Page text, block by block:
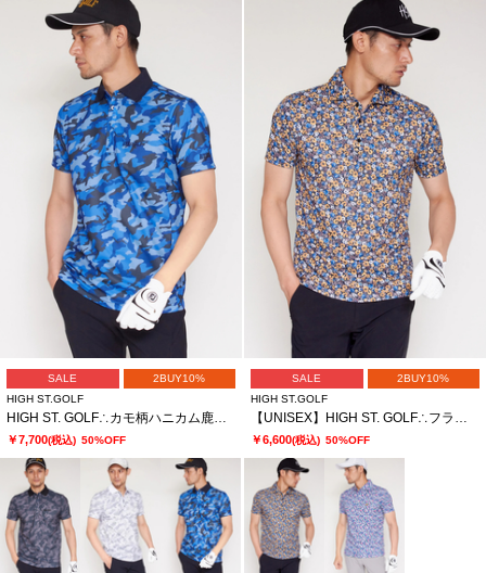
SALE
2BUY10%
HIGH ST.GOLF
HIGH ST. GOLF∴カモ柄ハニカム鹿の子ポロシャツ ＜AdE＞
￥7,700(税込) 50%OFF
SALE
2BUY10%
HIGH ST.GOLF
【UNISEX】HIGH ST. GOLF∴フラワーパターンハイゲージ鹿の子ポロシャツ
￥6,600(税込) 50%OFF